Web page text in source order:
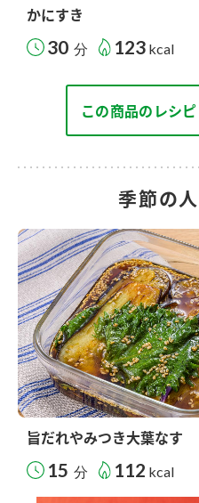
かにすき
30 分 123 kcal
この商品のレシ
季節の
旨だれやみつき大葉なす
15 分 112 kcal